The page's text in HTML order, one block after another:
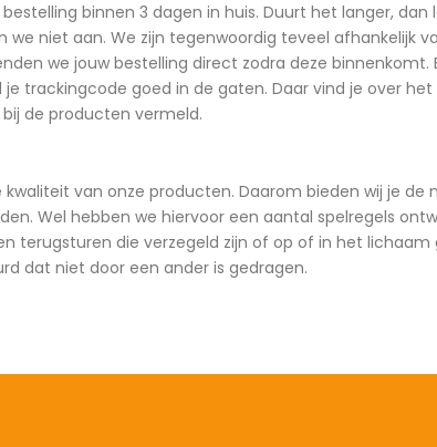
binnen 3 dagen in huis. Duurt het langer, dan
we niet aan. We zijn tegenwoordig teveel
we jouw bestelling direct zodra deze
trackingcode goed in de gaten. Daar vind je over
de producten vermeld.
kwaliteit van onze producten. Daarom bieden wij je
Wel hebben we hiervoor een aantal spelregels
terugsturen die verzegeld zijn of op of in het
dat niet door een ander is gedragen.